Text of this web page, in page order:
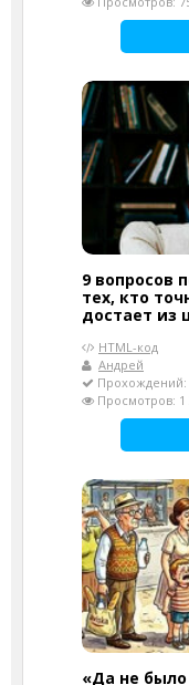
9 вопросов
тех, кто
достает из
HTML-код
Андрей
Прохождений:
Просмотров: 1
«Да не было